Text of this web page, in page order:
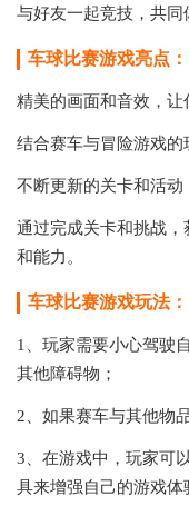
与好友一起竞技，共同
车球比赛游戏亮点：
精美的画面和音效，让
结合赛车与冒险游戏的
不断更新的关卡和活动
通过完成关卡和挑战
和能力。
车球比赛游戏玩法：
1、玩家需要小心驾驶
其他障碍物；
2、如果赛车与其他物
3、在游戏中，玩家可
具来增强自己的游戏体